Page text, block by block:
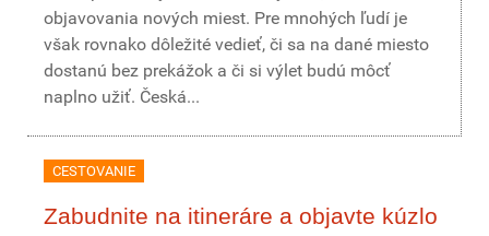
objavovania nových miest. Pre mnohých ľudí je
však rovnako dôležité vedieť, či sa na dané miesto
dostanú bez prekážok a či si výlet budú môcť
naplno užiť. Česká...
CESTOVANIE
Zabudnite na itineráre a objavte kúzlo